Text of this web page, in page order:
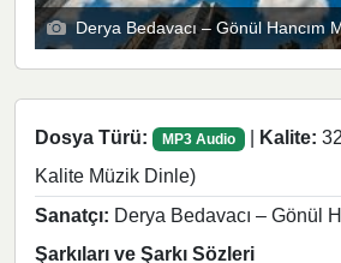
Derya Bedavacı – Gönül Hancım
Dosya Türü: MP3 Audio | Kalite:
Kalite Müzik Dinle)
Sanatçı: Derya Bedavacı – Gönül
Şarkıları ve Şarkı Sözleri